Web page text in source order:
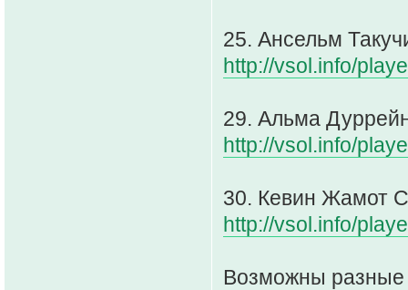
25. Ансельм
http://vsol.info/
29. Альма
http://vsol.info/
30. Кевин Жамот
http://vsol.info/
Возможны разные